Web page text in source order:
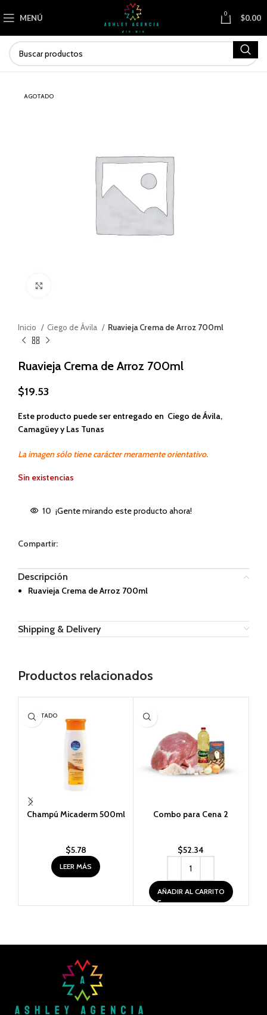
MENÚ 0 $0.00
AGOTADO
Inicio Ciego de Ávila Ruavieja Crema de Arroz 700ml
Ruavieja Crema de Arroz 700ml
$19.53
Este producto puede ser entregado en Ciego de Ávila,
Camagüey y Las Tunas
La imagen sólo tiene carácter meramente orientativo.
Sin existencias
10 ¡Gente mirando este producto ahora!
Compartir:
Descripción
Ruavieja Crema de Arroz 700ml
Shipping & Delivery
Productos relacionados
AGOTADO
Champú Micaderm 500ml
$5.78
LEER MÁS
Combo para Cena 2
$52.34
AÑADIR AL CARRITO